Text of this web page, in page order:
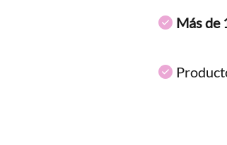
Más de